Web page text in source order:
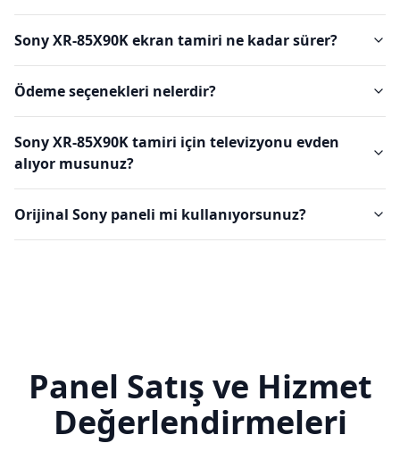
Sony XR-85X90K ekran tamiri ne kadar sürer?
Ödeme seçenekleri nelerdir?
Sony XR-85X90K tamiri için televizyonu evden
alıyor musunuz?
Orijinal Sony paneli mi kullanıyorsunuz?
Panel Satış ve Hizmet
Değerlendirmeleri